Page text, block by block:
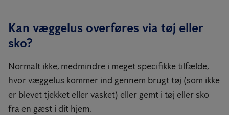
Kan væggelus overføres via tøj eller
sko?
Normalt ikke, medmindre i meget specifikke tilfælde,
hvor væggelus kommer ind gennem brugt tøj (som ikke
er blevet tjekket eller vasket) eller gemt i tøj eller sko
fra en gæst i dit hjem.